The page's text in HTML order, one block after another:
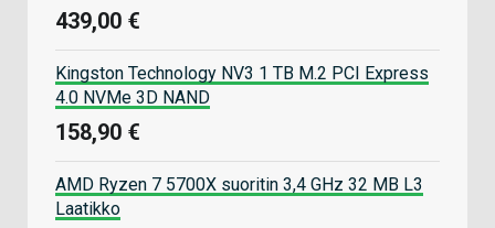
439,00 €
Kingston Technology NV3 1 TB M.2 PCI Express
4.0 NVMe 3D NAND
158,90 €
AMD Ryzen 7 5700X suoritin 3,4 GHz 32 MB L3
Laatikko